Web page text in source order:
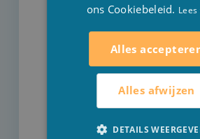
ons Cookiebeleid.
Alles
Alles afwijzen
DETAILS